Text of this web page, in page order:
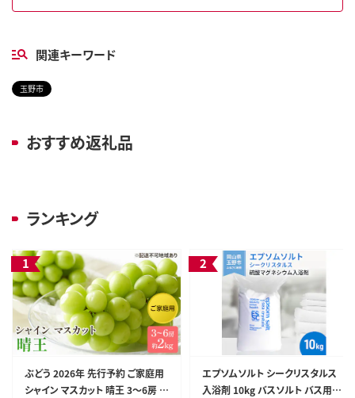
関連キーワード
玉野市
おすすめ返礼品
ランキング
ぶどう 2026年 先行予約 ご家庭用
シャイン マスカット 晴王 3～6房 約
エプソムソルト シークリスタルス
入浴剤 10kg バスソルト バス用品